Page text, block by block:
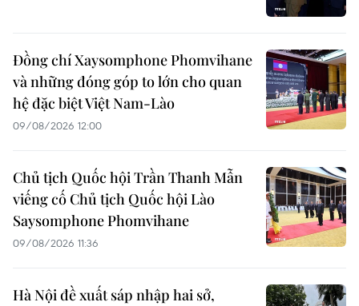
Đồng chí Xaysomphone Phomvihane
và những đóng góp to lớn cho quan
hệ đặc biệt Việt Nam-Lào
09/08/2026 12:00
Chủ tịch Quốc hội Trần Thanh Mẫn
viếng cố Chủ tịch Quốc hội Lào
Saysomphone Phomvihane
09/08/2026 11:36
Hà Nội đề xuất sáp nhập hai sở,